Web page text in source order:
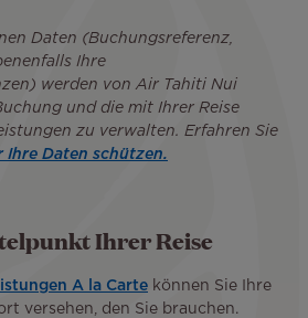
Daten (Buchungsreferenz,
Ihre
werden von Air Tahiti Nui
und die mit Ihrer Reise
zu verwalten. Erfahren Sie
Ihre Daten schützen.
Ihrer Reise
A la Carte können Sie Ihre
versehen, den Sie brauchen.